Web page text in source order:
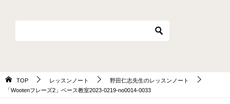
TOP レッスンノート
野田仁志先生のレッスンノート
「Wootenフレーズ2」ベース教室2023-0219-no0014-0033